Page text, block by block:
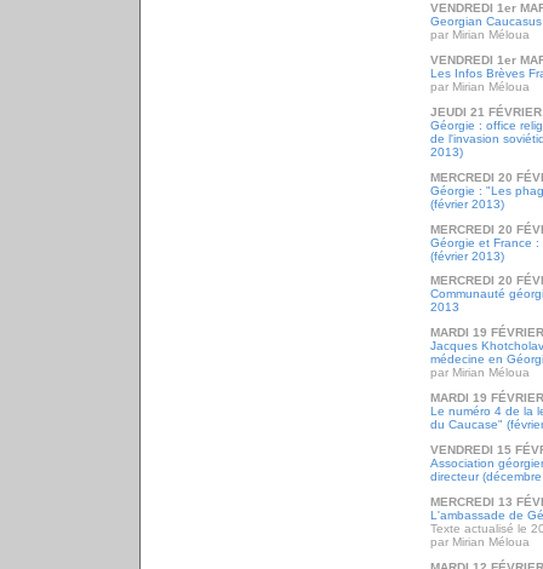
VENDREDI 1er
Georgian Caucasus
par Mirian Méloua
VENDREDI 1er
Les Infos Brèves
par Mirian Méloua
JEUDI 21
Géorgie : office
de l'invasion
2013)
MERCREDI 20
Géorgie : "Les
(février 2013)
MERCREDI 20
Géorgie et France
(février 2013)
MERCREDI 20
Communauté
2013
MARDI 19
Jacques
médecine en
par Mirian Méloua
MARDI 19
Le numéro 4 de la
du Caucase"
VENDREDI 15
Association
directeur
MERCREDI 13
L'ambassade de
Texte actualisé le
par Mirian Méloua